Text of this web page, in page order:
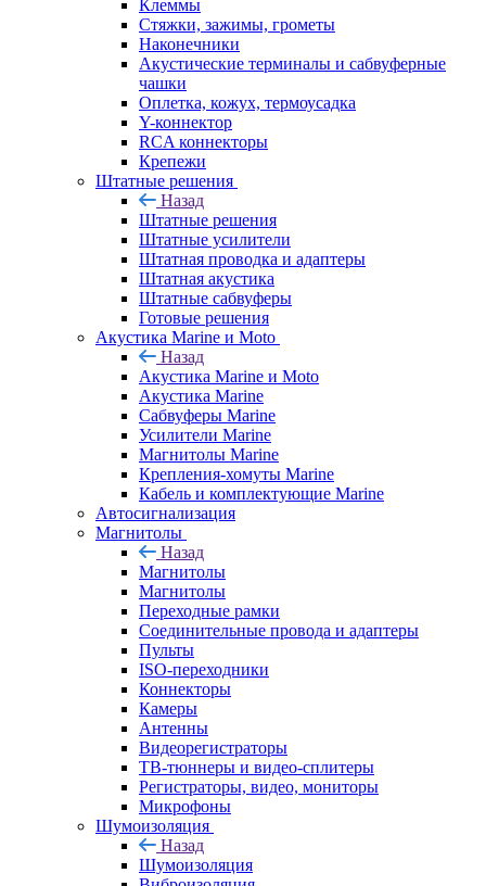
Клеммы
Стяжки, зажимы, грометы
Наконечники
Акустические терминалы и сабвуферные
чашки
Оплетка, кожух, термоусадка
Y-коннектор
RCA коннекторы
Крепежи
Штатные решения
Назад
Штатные решения
Штатные усилители
Штатная проводка и адаптеры
Штатная акустика
Штатные сабвуферы
Готовые решения
Акустика Marine и Moto
Назад
Акустика Marine и Moto
Акустика Marine
Сабвуферы Marine
Усилители Marine
Магнитолы Marine
Крепления-хомуты Marine
Кабель и комплектующие Marine
Автосигнализация
Магнитолы
Назад
Магнитолы
Магнитолы
Переходные рамки
Соединительные провода и адаптеры
Пульты
ISO-переходники
Коннекторы
Камеры
Антенны
Видеорегистраторы
ТВ-тюннеры и видео-сплитеры
Регистраторы, видео, мониторы
Микрофоны
Шумоизоляция
Назад
Шумоизоляция